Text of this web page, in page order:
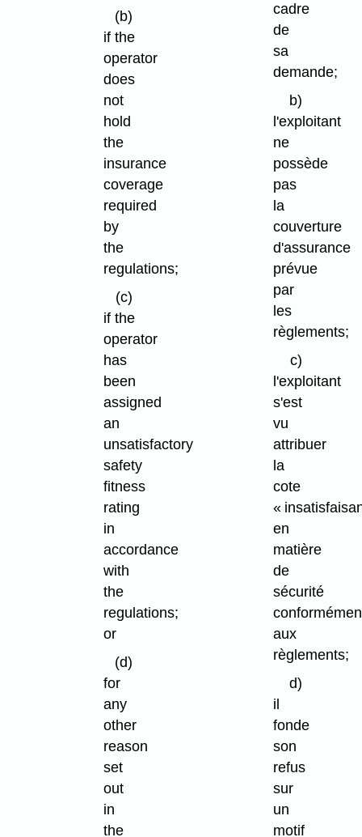
(b)
if the
operator
does
not
hold
the
insurance
coverage
required
by
the
regulations;
(c)
if the
operator
has
been
assigned
an
unsatisfactory
safety
fitness
rating
in
accordance
with
the
regulations;
or
(d)
for
any
other
reason
set
out
in
the
cadre
de
sa
demande;
b)
l'exploitant
ne
possède
pas
la
couverture
d'assurance
prévue
par
les
règlements;
c)
l'exploitant
s'est
vu
attribuer
la
cote
«
en
matière
de
sécurité
aux
règlements;
d)
il
fonde
son
refus
sur
un
motif